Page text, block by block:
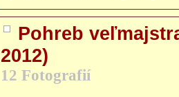
Pohreb
2012)
12 Fotografií